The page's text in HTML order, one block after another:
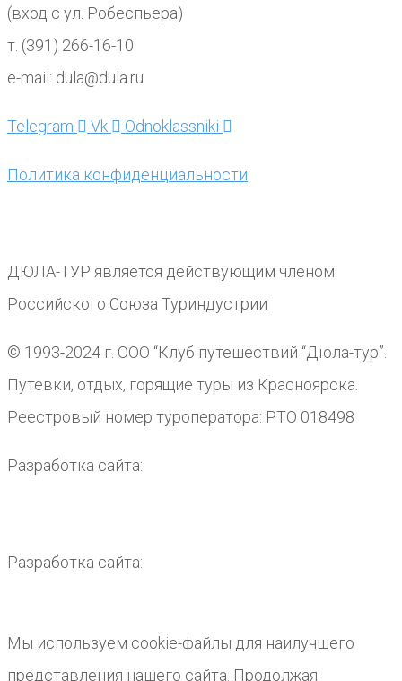
(вход с ул. Робеспьера)
т. (391) 266-16-10
e-mail: dula@dula.ru
Telegram Vk Odnoklassniki
Политика конфиденциальности
ДЮЛА-ТУР является действующим членом
Российского Союза Туриндустрии
© 1993-2024 г. ООО “Клуб путешествий “Дюла-тур”.
Путевки, отдых, горящие туры из Красноярска.
Реестровый номер туроператора: РТО 018498
Разработка сайта:
Разработка сайта:
Мы используем cookie-файлы для наилучшего
представления нашего сайта. Продолжая